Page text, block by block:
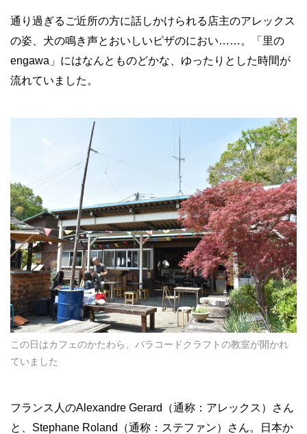
通り過ぎるご近所の方に話しかけられる店主のアレックス
の姿、犬の鳴き声とおいしいピザのにおい……。「里の
engawa」にはなんとものどかな、ゆったりとした時間が
流れていました。
この日はカフェのかたわら、パラコードクラフトの教室が開かれ
ていました
フランス人のAlexandre Gerard
（通称：アレックス）さん
と、 Stephane Roland
（通称：ステファン）さん。日本か